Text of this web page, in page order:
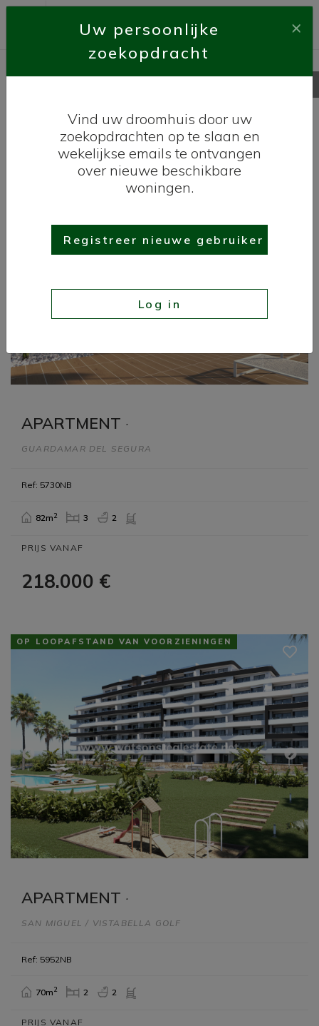
Nieuwbouwwoningen te
koop Costa Blanca met
zwembad
APARTMENT ·
GUARDAMAR DEL SEGURA
Ref: 5730NB
82m2 3 2
PRIJS VANAF
218.000 €
OP LOOPAFSTAND VAN VOORZIENINGEN
APARTMENT ·
SAN MIGUEL / VISTABELLA GOLF
Ref: 5952NB
70m2 2 2
PRIJS VANAF
Uw persoonlijke
zoekopdracht
×
Vind uw droomhuis door uw
zoekopdrachten op te slaan en
wekelijkse emails te ontvangen
over nieuwe beschikbare
woningen.
Registreer nieuwe gebruiker
Log in